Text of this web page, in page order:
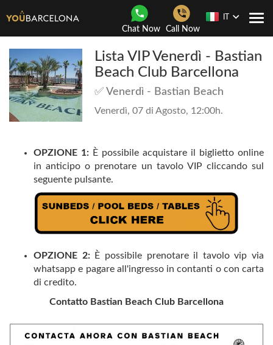
Chat Now Call Now
Lista VIP Venerdì - Bastian
Beach Club Barcellona
✅ Venerdì - Bastian Beach
Venerdì, 07 di Agosto, 12:00h.
OPZIONE 1: È possibile acquistare il biglietto online
in anticipo o prenotare un tavolo VIP cliccando sul
seguente pulsante.
OPZIONE 2:È possibile prenotare il tavolo vip via
whatsapp e pagare all'ingresso in contanti o con carta
di credito.
Contatto Bastian Beach Club Barcellona